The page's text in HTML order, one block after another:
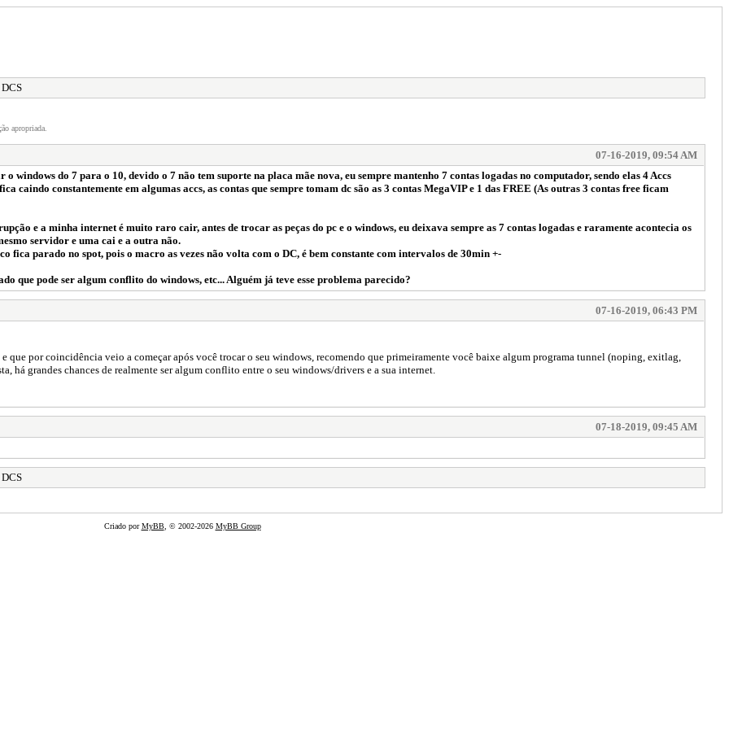
apropriada.
07-16-2019, 09:54 AM
windows do 7 para o 10, devido o 7 não tem suporte na placa mãe nova, eu sempre mantenho 7 contas logadas no computador, sendo elas 4 Accs
caindo constantemente em algumas accs, as contas que sempre tomam dc são as 3 contas MegaVIP e 1 das FREE (As outras 3 contas free ficam
e a minha internet é muito raro cair, antes de trocar as peças do pc e o windows, eu deixava sempre as 7 contas logadas e raramente acontecia os
servidor e uma cai e a outra não.
fica parado no spot, pois o macro as vezes não volta com o DC, é bem constante com intervalos de 30min +-
que pode ser algum conflito do windows, etc... Alguém já teve esse problema parecido?
07-16-2019, 06:43 PM
que por coincidência veio a começar após você trocar o seu windows, recomendo que primeiramente você baixe algum programa tunnel (noping, exitlag,
há grandes chances de realmente ser algum conflito entre o seu windows/drivers e a sua internet.
07-18-2019, 09:45 AM
Criado porMyBB, © 2002-2026 MyBB Group